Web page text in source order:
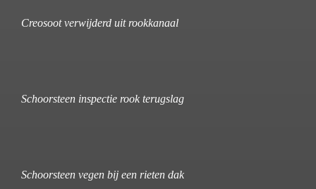
Creosoot verwijderd uit rookkanaal
Schoorsteen inspectie rook terugslag
Schoorsteen vegen bij een rieten dak